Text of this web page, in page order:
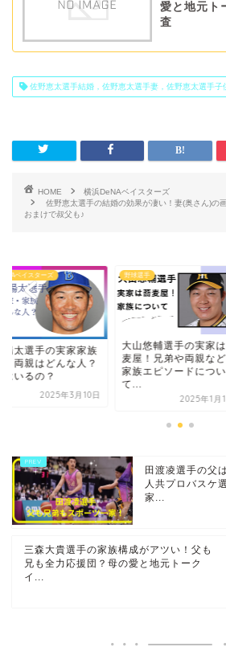
愛と地元ト
査
佐野恵太選手結婚，佐野恵太選手妻，佐野恵太選手子
HOME
横浜DeNAベイスターズ
佐野恵太選手の結婚の効果が凄い！妻(奥さん)の
おまけで叔父も♪
悠輔選手の実家は蕎
！兄弟や両親などの
エピソードについ
2025年1月16日
オリックス
【最新版】山岡泰輔
の実家・家族構成｜
や妹とのエピソードを
徹...
2025年3月
田渡凌選手の父
人共プロバスケ
家...
三森大貴選手の家族構成がアツい！父も
兄も全力応援団？母の愛と地元トーク
イ...